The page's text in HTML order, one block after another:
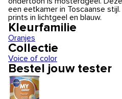
een eetkamer in Toscaanse
prints in lichtgeel en blauw.
Kleurfamilie
Oranjes
Collectie
Voice of color
Bestel jouw tester